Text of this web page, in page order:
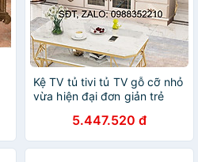
Kệ TV tủ tivi tủ TV gỗ cỡ nhỏ
vừa hiện đại đơn giản trẻ
khách tủ kệ giá đựng đồ
5.447.520 đ